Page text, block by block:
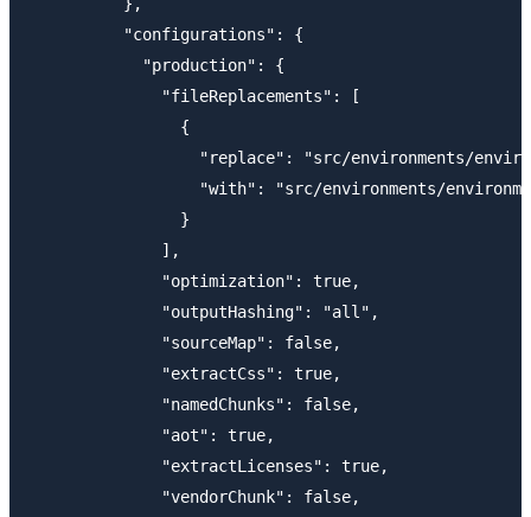
          "configurations": {
            "production": {
              "fileReplacements": [
                {
"replace": "src/environments/
"with": "src/environments/
                }
              ],
              "optimization": true,
              "outputHashing": "all",
              "sourceMap": false,
              "extractCss": true,
              "namedChunks": false,
              "aot": true,
              "extractLicenses": true,
              "vendorChunk": false,